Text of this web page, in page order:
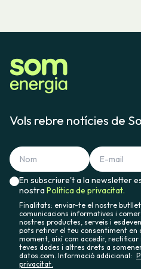
Vols rebre notícies de
En subscriure't a la newsletter
nostraPolítica de privacitat.
Finalitats: enviar-te el nostre
comunicacions informatives i
nostres productes, serveis i
pots retirar el teu consentiment en
moment, així com accedir, rectificar
teves dades i altres drets a
datos.com. Informació addicional:
privacitat.